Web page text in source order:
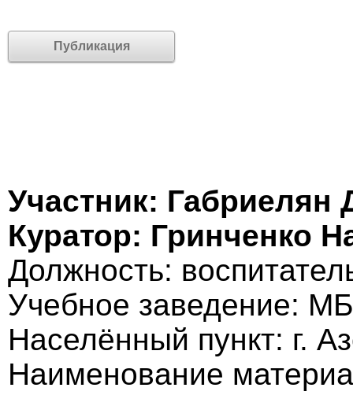
Публикация
Участник: Габриелян
Куратор: Гринченко
Должность:
Учебное заведение:
Населённый пункт: г.
Наименование